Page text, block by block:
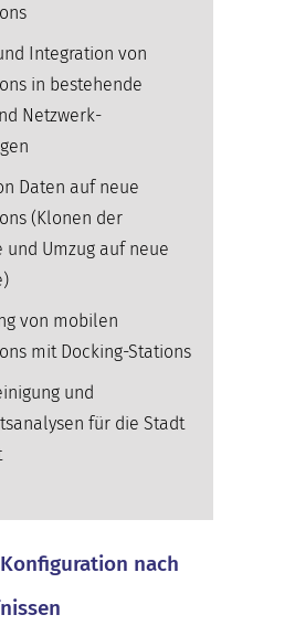
Integration von
in bestehende
Netzwerk­
Daten auf neue
(Klonen der
und Umzug auf neue
von mobilen
mit Docking-Stations
und
für die Stadt
nach